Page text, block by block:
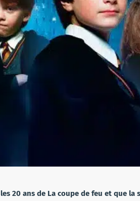
20 ans de La coupe de feu et que